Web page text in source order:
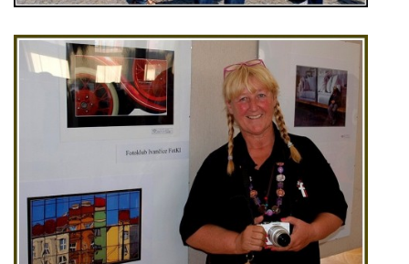
© 2026 eStránky.cz |WebSlice |Aktualizováno: 30. 7. 2026